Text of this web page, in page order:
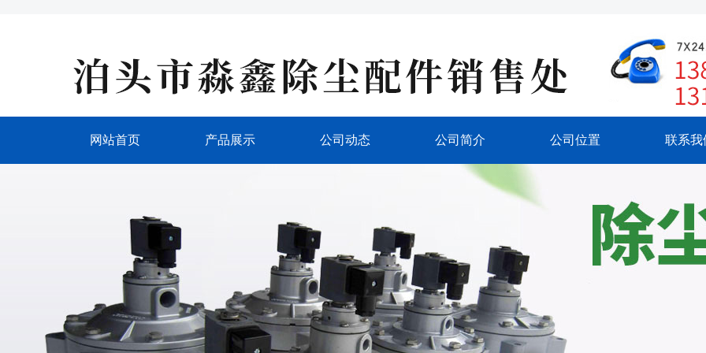
网站首页 产品展示 公司动态 公司简介 公司位置 联系我